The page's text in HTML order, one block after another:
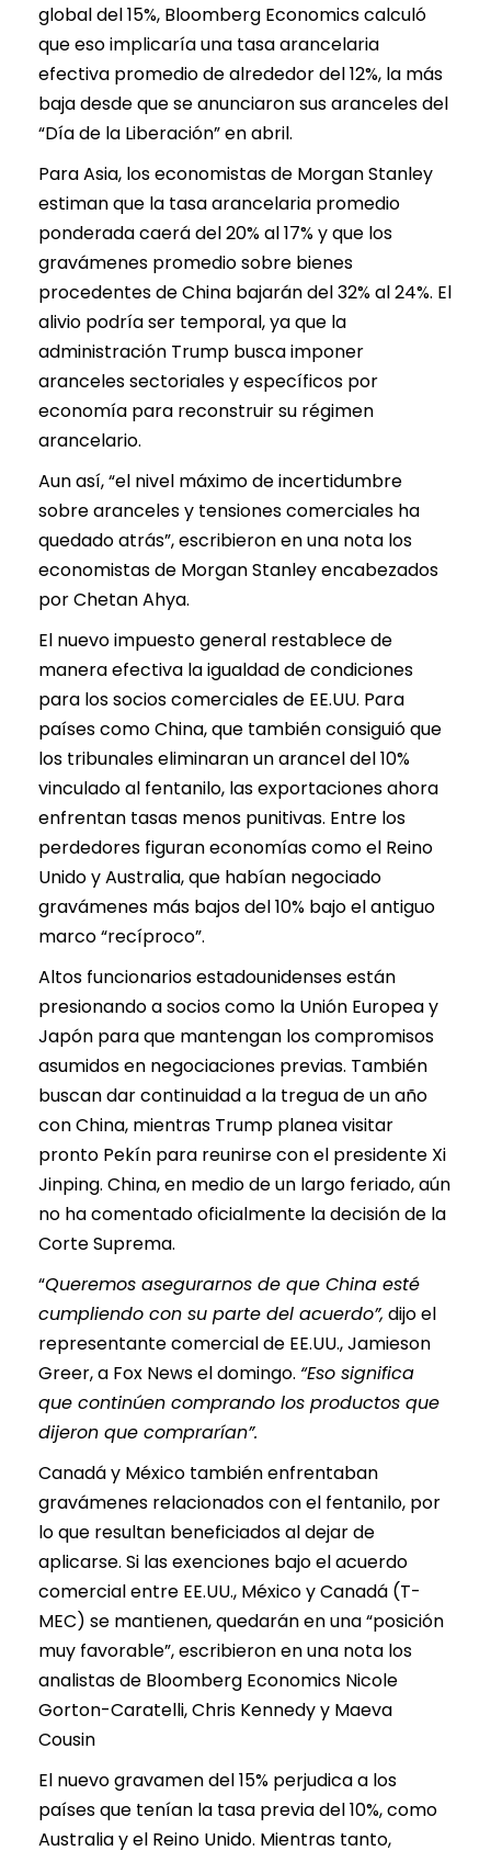
global del 15%, Bloomberg Economics calculó
que eso implicaría una tasa arancelaria
efectiva promedio de alrededor del 12%, la más
baja desde que se anunciaron sus aranceles del
“Día de la Liberación” en abril.
Para Asia, los economistas de Morgan Stanley
estiman que la tasa arancelaria promedio
ponderada caerá del 20% al 17% y que los
gravámenes promedio sobre bienes
procedentes de China bajarán del 32% al 24%. El
alivio podría ser temporal, ya que la
administración Trump busca imponer
aranceles sectoriales y específicos por
economía para reconstruir su régimen
arancelario.
Aun así, “el nivel máximo de incertidumbre
sobre aranceles y tensiones comerciales ha
quedado atrás”, escribieron en una nota los
economistas de Morgan Stanley encabezados
por Chetan Ahya.
El nuevo impuesto general restablece de
manera efectiva la igualdad de condiciones
para los socios comerciales de EE.UU. Para
países como China, que también consiguió que
los tribunales eliminaran un arancel del 10%
vinculado al fentanilo, las exportaciones ahora
enfrentan tasas menos punitivas. Entre los
perdedores figuran economías como el Reino
Unido y Australia, que habían negociado
gravámenes más bajos del 10% bajo el antiguo
marco “recíproco”.
Altos funcionarios estadounidenses están
presionando a socios como la Unión Europea y
Japón para que mantengan los compromisos
asumidos en negociaciones previas. También
buscan dar continuidad a la tregua de un año
con China, mientras Trump planea visitar
pronto Pekín para reunirse con el presidente Xi
Jinping. China, en medio de un largo feriado, aún
no ha comentado oficialmente la decisión de la
Corte Suprema.
“Queremos asegurarnos de que China esté
cumpliendo con su parte del acuerdo”, dijo el
representante comercial de EE.UU., Jamieson
Greer, a Fox News el domingo. “Eso significa
que continúen comprando los productos que
dijeron que comprarían”.
Canadá y México también enfrentaban
gravámenes relacionados con el fentanilo, por
lo que resultan beneficiados al dejar de
aplicarse. Si las exenciones bajo el acuerdo
comercial entre EE.UU., México y Canadá (T-
MEC) se mantienen, quedarán en una “posición
muy favorable”, escribieron en una nota los
analistas de Bloomberg Economics Nicole
Gorton-Caratelli, Chris Kennedy y Maeva
Cousin
El nuevo gravamen del 15% perjudica a los
países que tenían la tasa previa del 10%, como
Australia y el Reino Unido. Mientras tanto,